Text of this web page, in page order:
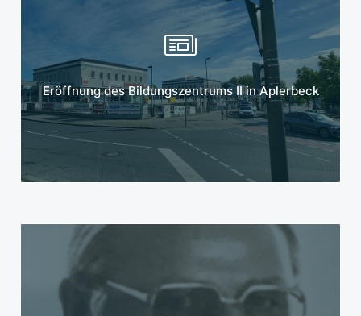
Eröffnung des Bildungszentrums II in Aplerbeck
Mehr erfahren